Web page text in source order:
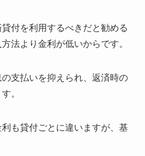
付を利用するべきだと勧める
法より金利が低いからです。
支払いを抑えられ、返済時の
。
も貸付ごとに違いますが、基